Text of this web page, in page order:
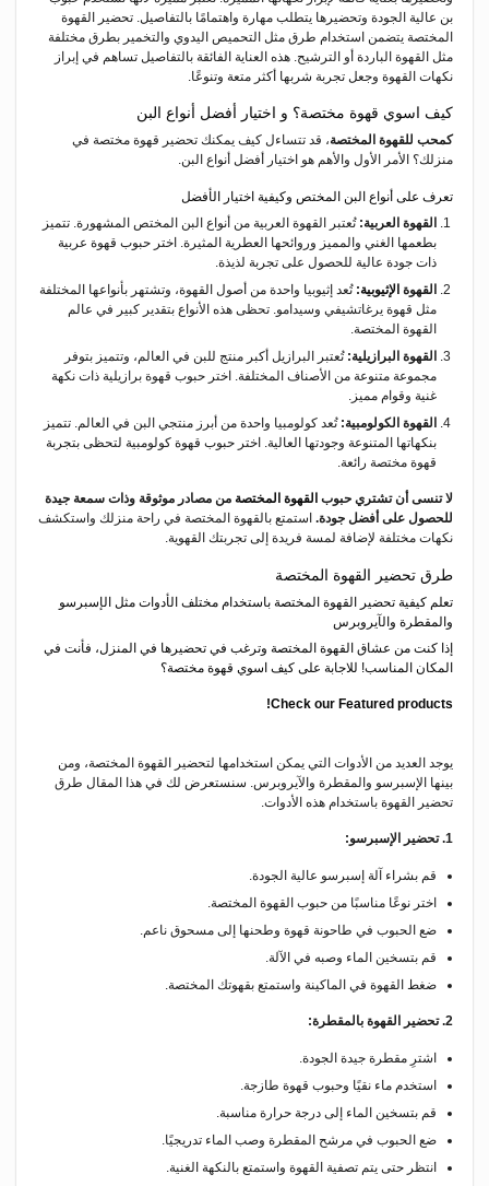
بن عالية الجودة وتحضيرها يتطلب مهارة واهتمامًا بالتفاصيل. تحضير القهوة
المختصة يتضمن استخدام طرق مثل التحميص اليدوي والتخمير بطرق مختلفة
مثل القهوة الباردة أو الترشيح. هذه العناية الفائقة بالتفاصيل تساهم في إبراز
نكهات القهوة وجعل تجربة شربها أكثر متعة وتنوعًا.
كيف اسوي قهوة مختصة؟ و اختيار أفضل أنواع البن
كمحب للقهوة المختصة، قد تتساءل كيف يمكنك تحضير قهوة مختصة في
منزلك؟ الأمر الأول والأهم هو اختيار أفضل أنواع البن.
تعرف على أنواع البن المختص وكيفية اختيار الأفضل
القهوة العربية: تُعتبر القهوة العربية من أنواع البن المختص المشهورة. تتميز
بطعمها الغني والمميز وروائحها العطرية المثيرة. اختر حبوب قهوة عربية
ذات جودة عالية للحصول على تجربة لذيذة.
القهوةالإثيوبية: تُعد إثيوبيا واحدة من أصول القهوة، وتشتهر بأنواعها المختلفة
مثل قهوة يرغاتشيفي وسيدامو. تحظى هذه الأنواع بتقدير كبير في عالم
القهوة المختصة.
القهوة البرازيلية: تُعتبر البرازيل أكبر منتج للبن في العالم، وتتميز بتوفر
مجموعة متنوعة من الأصناف المختلفة. اختر حبوب قهوة برازيلية ذات نكهة
غنية وقوام مميز.
القهوة الكولومبية: تُعد كولومبيا واحدة من أبرز منتجي البن في العالم. تتميز
بنكهاتها المتنوعة وجودتها العالية. اختر حبوب قهوة كولومبية لتحظى بتجربة
قهوة مختصة رائعة.
لا تنسى أن تشتري حبوبالقهوة المختصة من مصادر موثوقة وذات سمعة جيدة
للحصول على أفضل جودة.استمتع بالقهوة المختصة في راحة منزلك واستكشف
نكهات مختلفة لإضافة لمسة فريدة إلى تجربتك القهوية.
طرق تحضير القهوة المختصة
تعلم كيفية تحضير القهوة المختصة باستخدام مختلف الأدوات مثل الإسبرسو
والمقطرة والآيروبرس
إذا كنت من عشاق القهوة المختصة وترغب في تحضيرها في المنزل، فأنت في
المكان المناسب! للاجابة على كيف اسوي قهوة مختصة؟
Check our Featured products!
يوجد العديد من الأدوات التي يمكن استخدامها لتحضير القهوة المختصة، ومن
بينها الإسبرسو والمقطرة والآيروبرس. سنستعرض لك في هذا المقال طرق
تحضير القهوة باستخدام هذه الأدوات.
1. تحضير الإسبرسو:
قم بشراء آلة إسبرسو عالية الجودة.
اختر نوعًا مناسبًا من حبوب القهوة المختصة.
ضع الحبوب في طاحونة قهوة وطحنها إلى مسحوق ناعم.
قم بتسخين الماء وصبه في الآلة.
ضغط القهوة في الماكينة واستمتع بقهوتك المختصة.
2. تحضير القهوة بالمقطرة:
اشترِ مقطرة جيدة الجودة.
استخدم ماء نقيًا وحبوب قهوة طازجة.
قم بتسخين الماء إلى درجة حرارة مناسبة.
ضع الحبوب في مرشح المقطرة وصب الماء تدريجيًا.
انتظر حتى يتم تصفية القهوة واستمتع بالنكهة الغنية.